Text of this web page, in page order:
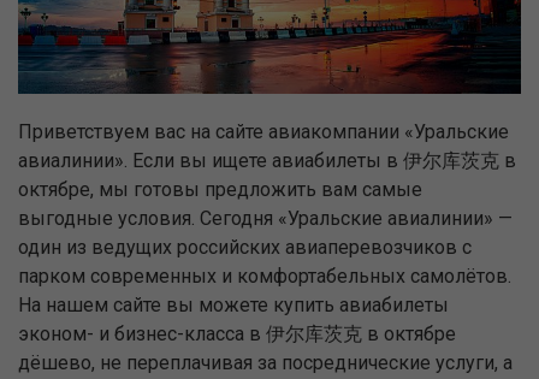
Приветствуем вас на сайте авиакомпании «Уральские
авиалинии». Если вы ищете авиабилеты в 伊尔库茨克 в
октябре, мы готовы предложить вам самые
выгодные условия. Сегодня «Уральские авиалинии» —
один из ведущих российских авиаперевозчиков с
парком современных и комфортабельных самолётов.
На нашем сайте вы можете купить авиабилеты
эконом- и бизнес-класса в 伊尔库茨克 в октябре
дёшево, не переплачивая за посреднические услуги, а